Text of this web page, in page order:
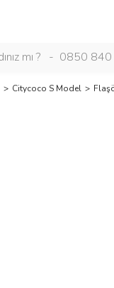
Citycoco S Model